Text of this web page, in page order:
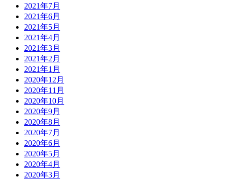
2021年7月
2021年6月
2021年5月
2021年4月
2021年3月
2021年2月
2021年1月
2020年12月
2020年11月
2020年10月
2020年9月
2020年8月
2020年7月
2020年6月
2020年5月
2020年4月
2020年3月